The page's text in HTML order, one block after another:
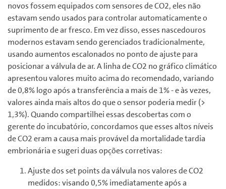
novos fossem equipados com sensores de CO2, eles não
estavam sendo usados ​​para controlar automaticamente o
suprimento de ar fresco. Em vez disso, esses nascedouros
modernos estavam sendo gerenciados tradicionalmente,
usando aumentos escalonados no ponto de ajuste para
posicionar a válvula de ar. A linha de CO2 no gráfico climático
apresentou valores muito acima do recomendado, variando
de 0,8% logo após a transferência a mais de 1% - e às vezes,
valores ainda mais altos do que o sensor poderia medir (>
1,3%). Quando compartilhei essas descobertas com o
gerente do incubatório, concordamos que esses altos níveis
de CO2 eram a causa mais provável da mortalidade tardia
embrionária e sugeri duas opções corretivas:
Ajuste dos set points da válvula nos valores de CO2
medidos: visando 0,5% imediatamente após a